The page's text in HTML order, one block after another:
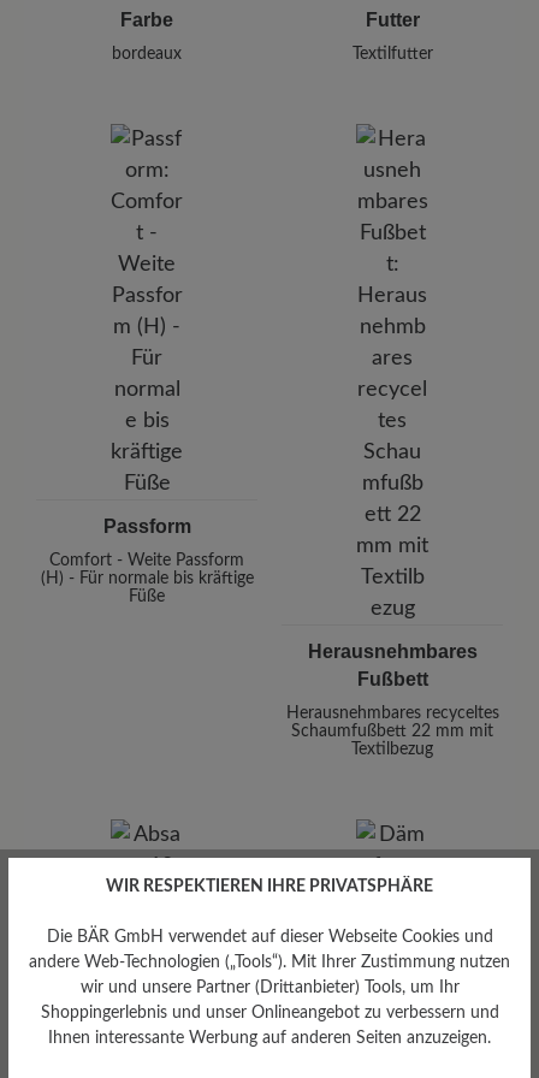
Farbe
bordeaux
Futter
Textilfutter
Passform
Comfort - Weite Passform
(H) - Für normale bis kräftige
Füße
Herausnehmbares
Fußbett
Herausnehmbares recyceltes
Schaumfußbett 22 mm mit
Textilbezug
Absatz
Dämpfungsgrad
gering
WIR RESPEKTIEREN IHRE PRIVATSPHÄRE
Die BÄR GmbH verwendet auf dieser Webseite Cookies und
andere Web-Technologien („Tools“). Mit Ihrer Zustimmung nutzen
wir und unsere Partner (Drittanbieter) Tools, um Ihr
Shoppingerlebnis und unser Onlineangebot zu verbessern und
Ihnen interessante Werbung auf anderen Seiten anzuzeigen.